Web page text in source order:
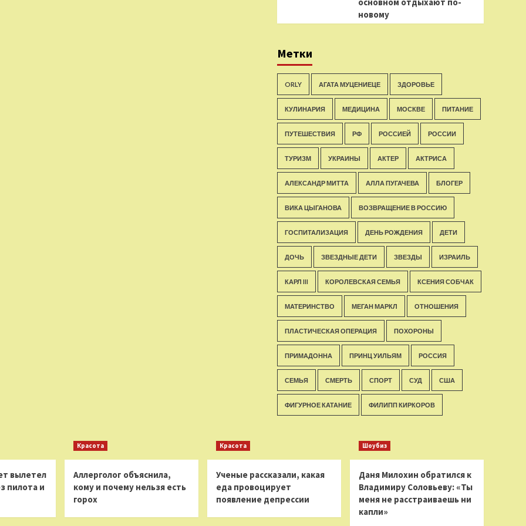
новому
Метки
ORLY АГАТА МУЦЕНИЕЦЕ ЗДОРОВЬЕ
КУЛИНАРИЯ МЕДИЦИНА МОСКВЕ ПИТАНИЕ
ПУТЕШЕСТВИЯ РФ РОССИЕЙ РОССИИ
ТУРИЗМ УКРАИНЫ АКТЕР АКТРИСА
АЛЕКСАНДР МИТТА АЛЛА ПУГАЧЕВА БЛОГЕР
ВИКА ЦЫГАНОВА ВОЗВРАЩЕНИЕ В РОССИЮ
ГОСПИТАЛИЗАЦИЯ ДЕНЬ РОЖДЕНИЯ ДЕТИ
ДОЧЬ ЗВЕЗДНЫЕ ДЕТИ ЗВЕЗДЫ ИЗРАИЛЬ
КАРЛ III КОРОЛЕВСКАЯ СЕМЬЯ КСЕНИЯ СОБЧАК
МАТЕРИНСТВО МЕГАН МАРКЛ ОТНОШЕНИЯ
ПЛАСТИЧЕСКАЯ ОПЕРАЦИЯ ПОХОРОНЫ
ПРИМАДОННА ПРИНЦ УИЛЬЯМ РОССИЯ
СЕМЬЯ СМЕРТЬ СПОРТ СУД США
ФИГУРНОЕ КАТАНИЕ ФИЛИПП КИРКОРОВ
вылетел
пилота и
Красота
Аллерголог объяснила,
кому и почему нельзя есть
горох
Красота
Ученые рассказали, какая
еда провоцирует
появление депрессии
Шоубиз
Даня Милохин обратился к
Владимиру Соловьеву: «Ты
меня не расстраиваешь ни
капли»